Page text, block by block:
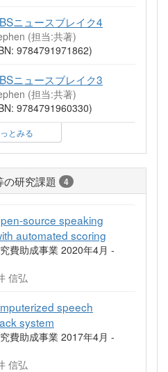
ニュースブレイク4
(担当:共著)
9784791971862)
ニュースブレイク3
(担当:共著)
9784791960330)
とみる
研究課題 4
source speaking
automated scoring
費助成事業 2020年4月 -
信弘
speech
system
費助成事業 2017年4月 -
信弘